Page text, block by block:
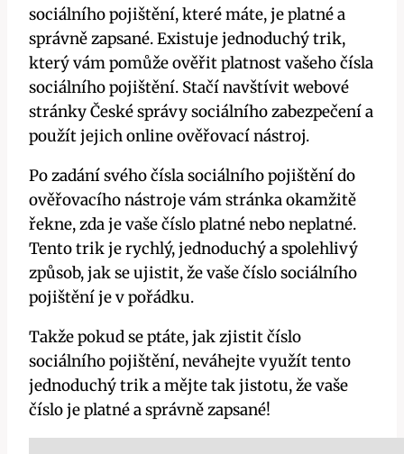
sociálního pojištění, které máte, je platné a
správně zapsané. Existuje jednoduchý trik,
který vám pomůže ověřit platnost vašeho čísla
sociálního pojištění. Stačí navštívit webové
stránky České správy sociálního zabezpečení a
použít jejich online ověřovací nástroj.
Po zadání svého čísla sociálního pojištění do
ověřovacího nástroje vám stránka okamžitě
řekne, zda je vaše číslo platné nebo neplatné.
Tento trik je rychlý, jednoduchý a spolehlivý
způsob, jak se ujistit, že vaše číslo sociálního
pojištění je v pořádku.
Takže pokud se ptáte, jak zjistit číslo
sociálního pojištění, neváhejte využít tento
jednoduchý trik a mějte tak jistotu, že vaše
číslo je platné a správně zapsané!